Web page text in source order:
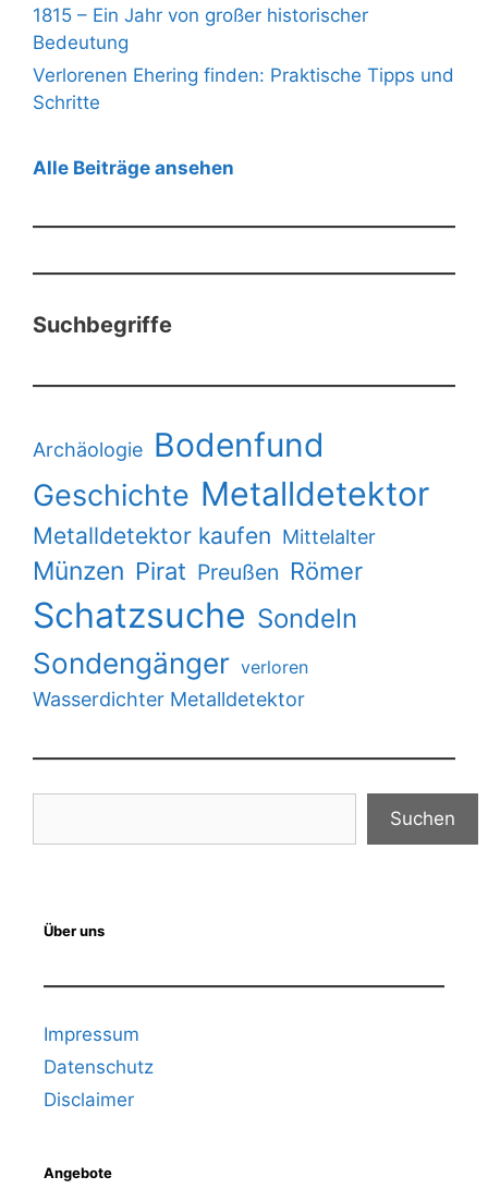
1815 – Ein Jahr von großer historischer
Bedeutung
Verlorenen Ehering finden: Praktische Tipps und
Schritte
Alle Beiträge ansehen
Suchbegriffe
Archäologie Bodenfund
Geschichte Metalldetektor
Metalldetektor kaufen Mittelalter
Münzen Pirat Preußen Römer
Schatzsuche Sondeln
Sondengänger verloren
Wasserdichter Metalldetektor
Suchen
Über uns
Impressum
Datenschutz
Disclaimer
Angebote